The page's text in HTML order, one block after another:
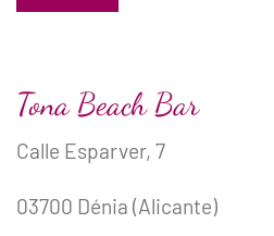
Tona Beach Bar
Calle Esparver, 7
03700 Dénia (Alicante)